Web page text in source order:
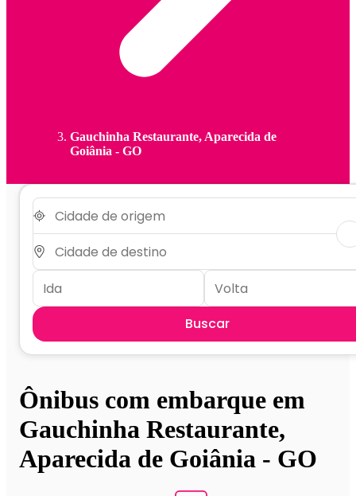
Gauchinha Restaurante, Aparecida de
Goiânia - GO
Buscar
Ônibus com embarque em
Gauchinha Restaurante,
Aparecida de Goiânia - GO